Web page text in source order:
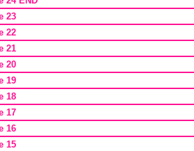
23
22
21
20
19
18
17
16
15